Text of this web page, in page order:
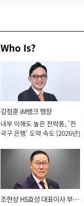
Who Is?
강정훈 iM뱅크 행장
내부 이해도 높은 전략통, '전
국구 은행' 도약 속도 [2026년]
조현상 HS효성 대표이사 부회